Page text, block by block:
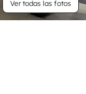
Ver todas las fotos